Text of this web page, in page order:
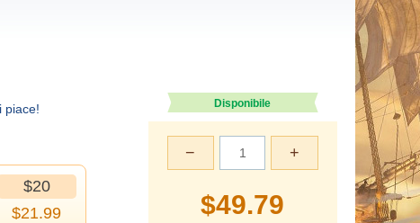
piace!
$20
$21.99
Disponibile
+
−
$49.79